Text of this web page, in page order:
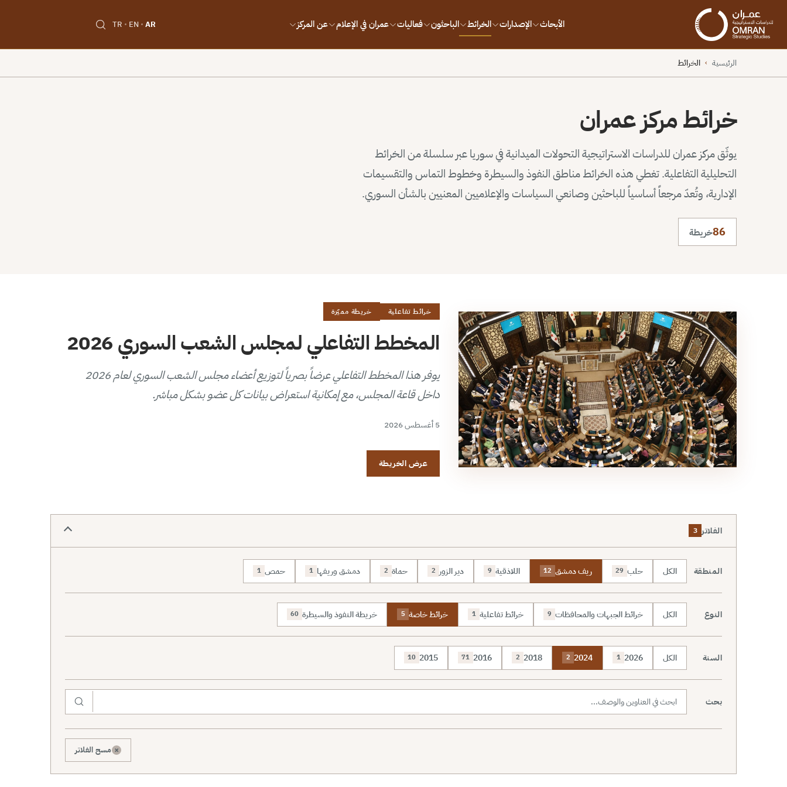
الأبحاث الإصدارات الخرائط الباحثون فعاليات عمران في الإعلام عن المركز AR
EN
TR
الرئيسية › الخرائط
خرائط مركز عمران
يوثّق مركز عمران للدراسات الاستراتيجية التحولات الميدانية في سوريا عبر سلسلة من الخرائط
التحليلية التفاعلية. تغطي هذه الخرائط مناطق النفوذ والسيطرة وخطوط التماس والتقسيمات
الإدارية، وتُعدّ مرجعاً أساسياً للباحثين وصانعي السياسات والإعلاميين المعنيين بالشأن السوري.
86خريطة
خرائط تفاعلية خريطة مميّزة
المخطط التفاعلي لمجلس الشعب السوري 2026
يوفر هذا المخطط التفاعلي عرضاً بصرياً لتوزيع أعضاء مجلس الشعب السوري لعام 2026
داخل قاعة المجلس، مع إمكانية استعراض بيانات كل عضو بشكل مباشر.
5 أغسطس 2026
عرض الخريطة
الفلاتر 3
المنطقة الكل حلب 29 ريف دمشق 12 اللاذقية 9 دير الزور 2 حماة 2 دمشق وريفها 1 حمص 1
النوع الكل خرائط الجبهات والمحافظات 9 خرائط تفاعلية 1 خرائط خاصة 5 خريطة النفوذ والسيطرة 60
السنة الكل 2026
1
2024
2
2018
2
2016
71
2015
10
بحث
× مسح الفلاتر